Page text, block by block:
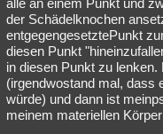
alle an einem Punkt und
der Schädelknochen
entgegengesetztePunkt
diesen Punkt
in diesen Punkt zu
(irgendwostand mal, dass
würde) und dann ist
meinem materiellen